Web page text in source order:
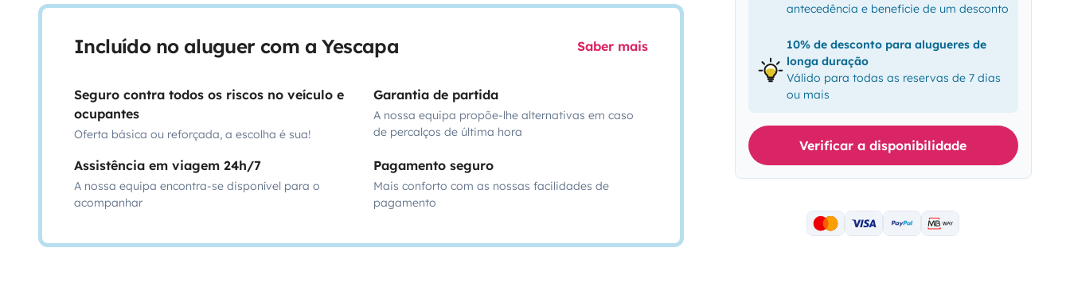
Incluído no aluguer com a Yescapa Saber mais
Seguro contra todos os riscos no veículo e
ocupantes
Oferta básica ou reforçada, a escolha é sua!
Garantia de partida
A nossa equipa propõe-lhe alternativas em caso
de percalços de última hora
Assistência em viagem 24h/7
A nossa equipa encontra-se disponível para o
acompanhar
Pagamento seguro
Mais conforto com as nossas facilidades de
pagamento
antecedência e beneficie de um desconto
10% de desconto para alugueres de
longa duração
Válido para todas as reservas de 7 dias
ou mais
Verificar a disponibilidade